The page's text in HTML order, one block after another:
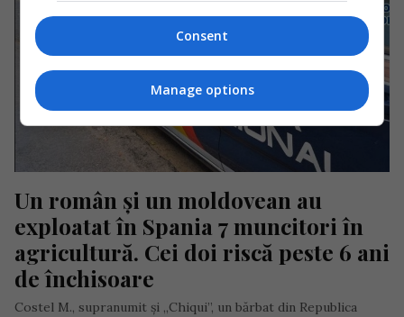
Un român și un moldovean au
exploatat în Spania 7 muncitori în
agricultură. Cei doi riscă peste 6 ani
de închisoare
Costel M., supranumit și „Chiqui”, un bărbat din Republica
Consent
Manage options